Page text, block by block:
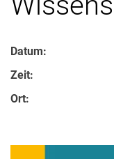
Datum:
Zeit:
Ort: